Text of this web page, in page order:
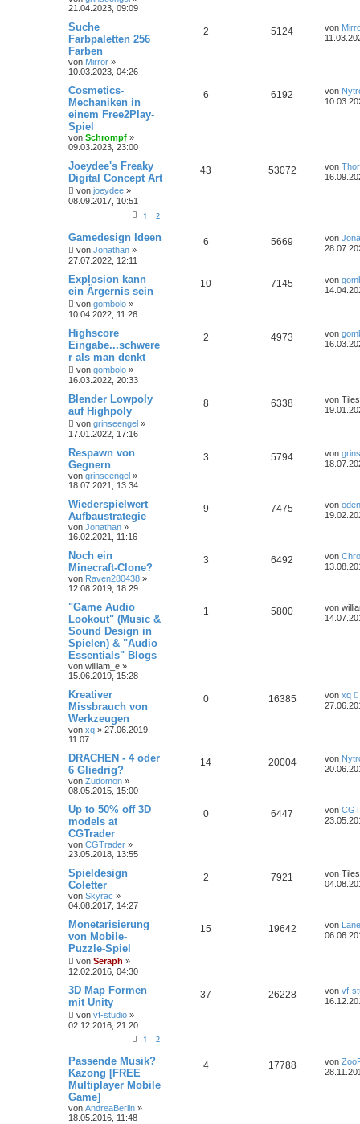
21.04.2023, 09:09
Suche
Farbpaletten 256
Farben
von Mirror »
10.03.2023, 04:26
2 5124 von
Cosmetics-
Mechaniken in
einem Free2Play-
Spiel
von Schrompf »
09.03.2023, 23:00
6 6192 von
Joeydee's Freaky
Digital Concept Art
von joeydee »
08.09.2017, 10:51
1 2
43 53072 von
Gamedesign Ideen
von Jonathan »
27.07.2022, 12:11
6 5669 von
Explosion kann
ein Ärgernis sein
von gombolo »
10.04.2022, 11:26
10 7145 von
Highscore
Eingabe...schwere
r als man denkt
von gombolo »
16.03.2022, 20:33
2 4973 von
Blender Lowpoly
auf Highpoly
von grinseengel »
17.01.2022, 17:16
8 6338 von Tiles
Respawn von
Gegnern
von grinseengel »
18.07.2021, 13:34
3 5794 von
Wiederspielwert
Aufbaustrategie
von Jonathan »
16.02.2021, 11:16
9 7475 von
Noch ein
Minecraft-Clone?
von Raven280438 »
12.08.2019, 18:29
3 6492 von
"Game Audio
Lookout" (Music &
Sound Design in
Spielen) & "Audio
Essentials" Blogs
von william_e »
15.06.2019, 15:28
1 5800 von
Kreativer
Missbrauch von
Werkzeugen
von xq » 27.06.2019,
11:07
0 16385 von xq
DRACHEN - 4 oder
6 Gliedrig?
von Zudomon »
08.05.2015, 15:00
14 20004 von
Up to 50% off 3D
models at
CGTrader
von CGTrader »
23.05.2018, 13:55
0 6447 von
Spieldesign
Coletter
von Skyrac »
04.08.2017, 14:27
2 7921 von Tiles
Monetarisierung
von Mobile-
Puzzle-Spiel
von Seraph »
12.02.2016, 04:30
15 19642 von
3D Map Formen
mit Unity
von vf-studio »
02.12.2016, 21:20
1 2
37 26228 von vf-
Passende Musik?
Kazong [FREE
Multiplayer Mobile
Game]
von AndreaBerlin »
18.05.2016, 11:48
4 17788 von